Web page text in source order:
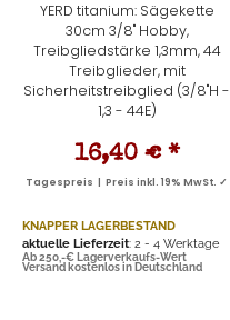
YERD titanium: Sägekette
30cm 3/8" Hobby,
Treibgliedstärke 1,3mm, 44
Treibglieder, mit
Sicherheitstreibglied (3/8"H -
1,3 - 44E)
16,40 € *
Tagespreis | Preis inkl. 19% MwSt. ✓
KNAPPER LAGERBESTAND
aktuelle Lieferzeit: 2 - 4 Werktage
Ab 250,-€ Lagerverkaufs-Wert
Versand kostenlos in Deutschland